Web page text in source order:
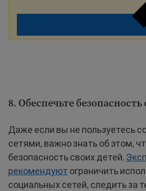
8. Обеспечьте
Даже если вы не пользуетесь
сетями, важно знать об этом,
безопасность своих детей.
рекомендуют ограничить
социальных сетей, следить за